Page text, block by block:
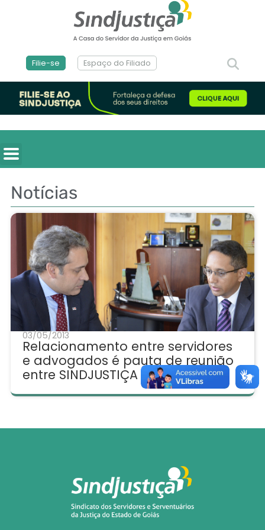
Filie-se Espaço do Filiado
Notícias
03/05/2013
Relacionamento entre servidores
e advogados é pauta de reunião
entre SINDJUSTIÇA e OAB-GO